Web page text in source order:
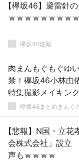
【欅坂46】避雷針
ｗｗｗｗｗｗｗｗ
欅坂46速報
肉まんもぐもぐゆ
禁！欅坂46小林由
特集撮影メイキン
欅坂46まとめきんぐ
【悲報】N国・立
会株式会社」設立
声もｗｗｗｗ